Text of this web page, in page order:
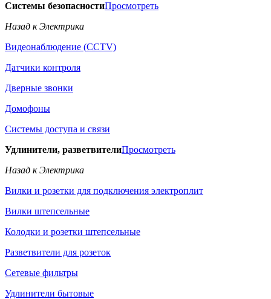
Системы безопасностиПросмотреть
Назад к Электрика
Видеонаблюдение (CCTV)
Датчики контроля
Дверные звонки
Домофоны
Системы доступа и связи
Удлинители, разветвителиПросмотреть
Назад к Электрика
Вилки и розетки для подключения электроплит
Вилки штепсельные
Колодки и розетки штепсельные
Разветвители для розеток
Сетевые фильтры
Удлинители бытовые